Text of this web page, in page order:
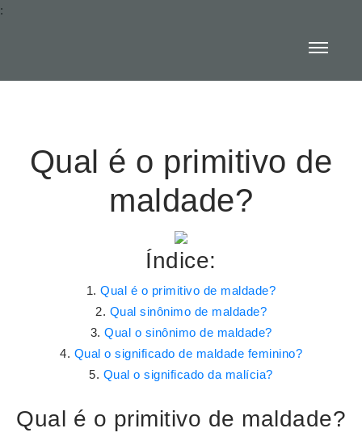
:
Qual é o primitivo de
maldade?
Índice:
Qual é o primitivo de maldade?
Qual sinônimo de maldade?
Qual o sinônimo de maldade?
Qual o significado de maldade feminino?
Qual o significado da malícia?
Qual é o primitivo de maldade?